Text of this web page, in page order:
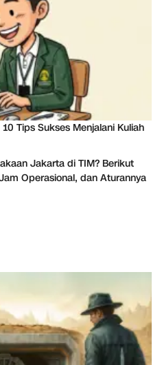
Tips Sukses Menjalani Kuliah
Jakarta di TIM? Berikut
Operasional, dan Aturannya